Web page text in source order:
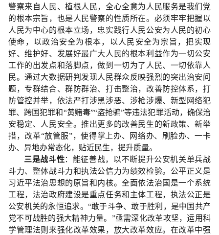
警察来自人民、植根人民，全心全意为人民服务是我们党
的根本宗旨，也是人民警察的性质所在。必须牢牢把握以
人民为中心的根本立场，忠实践行人民公安为人民的初心
使命，以政治安全为根本，以人民安全为宗旨，把实现
好、维护好、发展好最广大人民的根本利益作为一切公安
工作的出发点和落脚点，做到一切为了人民、一切依靠人
民。通过大数据研判发现人民群众反映强烈的突出治安问
题，专群结合、群防群治、打击整治，改善防控体系，打
防管控并举，依法严打涉黑涉恶、涉枪涉爆、新型网络犯
罪、跨国犯罪和“黄赌毒”“盗抢骗”等违法犯罪活动，确保治
安稳定、人民安全。推出更多的改善民生的新政策、新举
措，改革“放管服”，使得掌上办、网络办、刷脸办、一卡
办、异地办常态化，贴近民生，提升质量。
三是战斗性：能征善战，以不断提升公安机关单兵战
斗力、整体战斗力和执法公信力为绩效检验。公平正义是
习近平法治思想的原旨和内核。全面依法治国是一个系统
工程，法治政府建设是重点任务和主体工程，执法公正是
公安机关的永恒追求。“敢于斗争、敢于胜利，是中国共产
党不可战胜的强大精神力量。”亟需深化改革攻坚，运用科
学管理法则来强化改革效果，放大改革效应。在改革中强